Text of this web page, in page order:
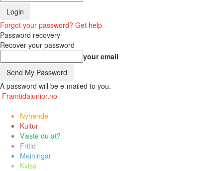
Forgot your password? Get help
Password recovery
Recover your password
your email
A password will be e-mailed to you.
Framtidajunior.no
Nyhende
Kultur
Visste du at?
Fritid
Meiningar
Kviss